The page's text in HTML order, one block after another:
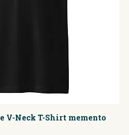
V-Neck T-Shirt memento